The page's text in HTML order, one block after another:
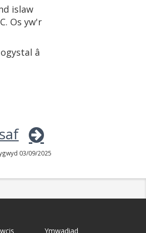
islaw
Os yw'r
â
03/09/2025
Ymwadiad